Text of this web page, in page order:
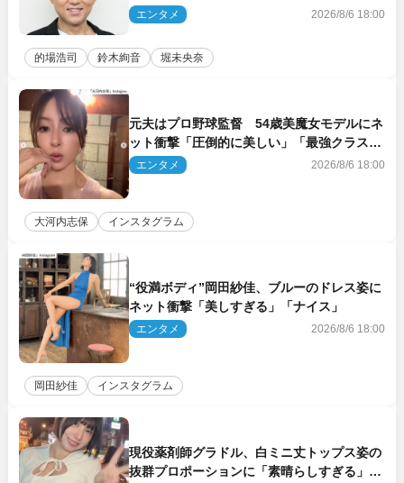
エンタメ 2026/8/6 18:00
的場浩司 鈴木絢音 堀未央奈
元夫はプロ野球監督 54歳美魔女モデルにネ
ット衝撃「圧倒的に美しい」「最強クラス」
「うっとり」
エンタメ 2026/8/6 18:00
大河内志保 インスタグラム
“役満ボディ”岡田紗佳、ブルーのドレス姿に
ネット衝撃「美しすぎる」「ナイス」
エンタメ 2026/8/6 18:00
岡田紗佳 インスタグラム
現役薬剤師グラドル、白ミニ丈トップス姿の
抜群プロポーションに「素晴らしすぎる」